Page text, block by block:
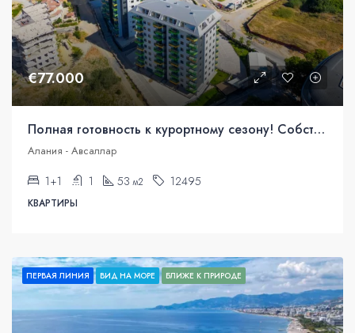
€77.000
Полная готовность к курортному сезону! Собственная квартира на Средиземном море.
Алания - Авсаллар
1+1 1 53 м2 12495
КВАРТИРЫ
ПЕРВАЯ ЛИНИЯ ВИД НА МОРЕ БЛИЖЕ К ПРИРОДЕ